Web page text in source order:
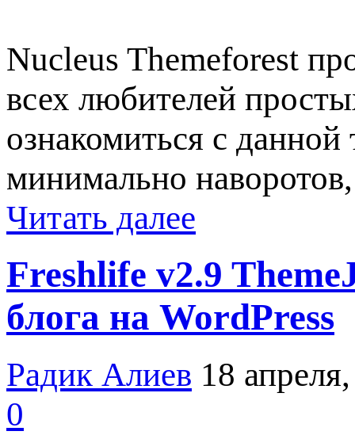
Nucleus Themeforest
всех любителей
ознакомиться с
минимально
Читать далее
Freshlife v2.9
блога на WordPress
Радик Алиев 18
0